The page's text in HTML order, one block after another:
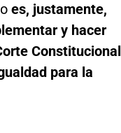
es, justamente,
y hacer
Constitucional
para la